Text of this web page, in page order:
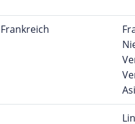
Frankreich